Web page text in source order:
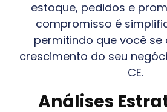
estoque, pedidos e
compromisso é
permitindo que você se
crescimento do seu
CE.
Análises